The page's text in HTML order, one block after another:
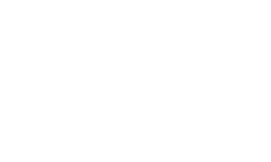
Vipps, Klarna och Google Pay.
debiteras kortet/fakturan.